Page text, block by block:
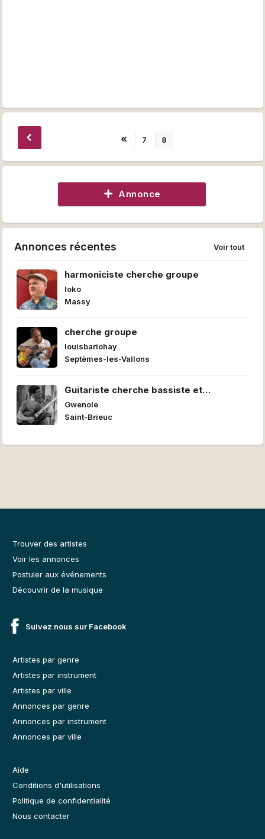
« 7 8
Annonce
Annonces récentes Voir tout
harmoniciste cherche groupe
loko
Massy
cherche groupe
louisbariohay
Septèmes-les-Vallons
Guitariste cherche bassiste et
batteur/euse pour former un power trio
Gwenole
Saint-Brieuc
Trouver des artistes
Voir les annonces
Postuler aux événements
Découvrir de la musique
Suivez nous sur Facebook
Artistes par genre
Artistes par instrument
Artistes par ville
Annonces par genre
Annonces par instrument
Annonces par ville
Aide
Conditions d'utilisations
Politique de confidentialité
Nous contacter